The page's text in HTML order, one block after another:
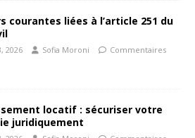
courantes liées à l’article 251 du
2026 Sofia Moroni
Commentaires
locatif : sécuriser votre
juridiquement